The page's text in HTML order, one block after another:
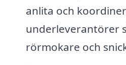
anlita och
underleverantörer
rörmokare och